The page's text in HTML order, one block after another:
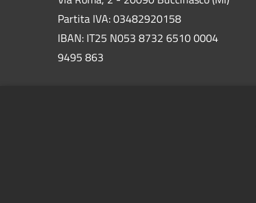
Partita IVA: 03482920158
IBAN: IT25 N053 8732 6510 0004
9495 863